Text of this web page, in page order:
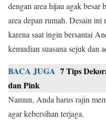
dengan area hijau agak besar
area depan rumah. Desain
karena saat ingin bersantai
kemudian suasana sejuk dan
BACA JUGA 7 Tips
dan Pink
Namun, Anda harus rajin
agar kebersihan terjaga.